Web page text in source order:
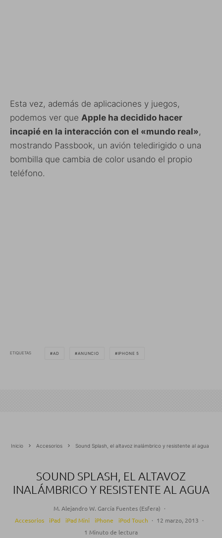
Esta vez, además de aplicaciones y juegos,
podemos ver que Apple ha decidido hacer
incapié en la interacción con el «mundo real»,
mostrando Passbook, un avión teledirigido o una
bombilla que cambia de color usando el propio
teléfono.
ETIQUETAS AD ANUNCIO IPHONE 5
Inicio Accesorios Sound Splash, el altavoz inalámbrico y resistente al agua
SOUND SPLASH, EL ALTAVOZ
INALÁMBRICO Y RESISTENTE AL AGUA
M. Alejandro W. García Fuentes (Esfera) ·
Accesorios
iPad iPad Mini iPhone iPod Touch · 12 marzo, 2013 ·
1 Minuto de lectura